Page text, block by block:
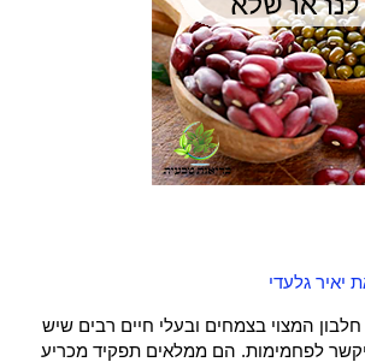
יאיר גלעדי
המצוי בצמחים ובעלי חיים רבים שיש
לפחמימות. הם ממלאים תפקיד מכריע